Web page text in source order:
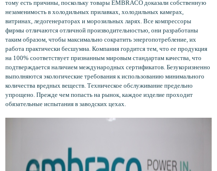
тому есть причины, поскольку товары EMBRACO доказали собственную
незаменимость в холодильных прилавках, холодильных камерах,
витринах, ледогенераторах и морозильных ларях. Все компрессоры
фирмы отличаются отличной производительностью, они разработаны
таким образом, чтобы максимально сократить энергопотребление, их
работа практически бесшумна. Компания гордится тем, что ее продукция
на 100% соответствует признанным мировым стандартам качества, что
подтверждается наличием международных сертификатов. Безукоризненно
выполняются экологические требования к использованию минимального
количества вредных веществ. Техническое обслуживание предельно
упрощено. Прежде чем попасть на рынок, каждое изделие проходит
обязательные испытания в заводских цехах.